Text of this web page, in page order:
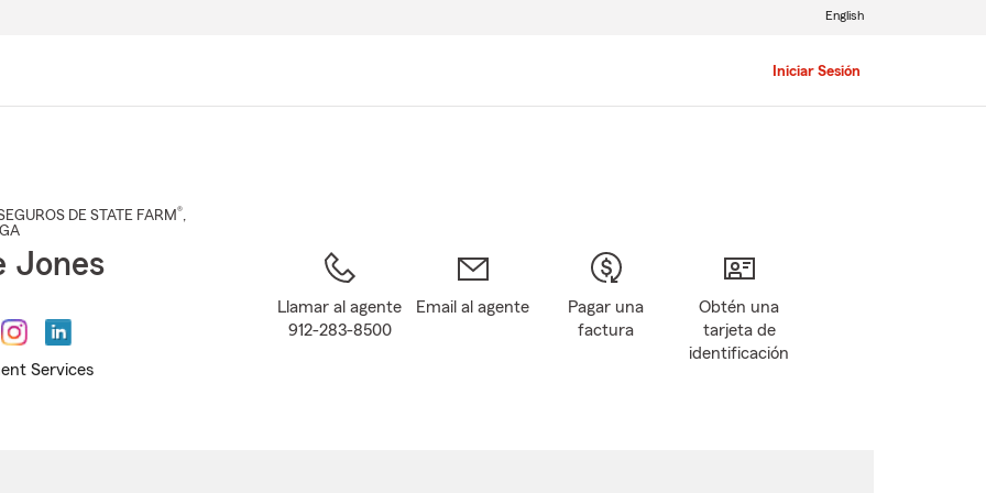
Iniciar Sesión
English
DE STATE FARM®,
Jones
Services
Llamar al agente
912-283-8500
Email al agente
Pagar una
factura
Obtén una
tarjeta de
identificación